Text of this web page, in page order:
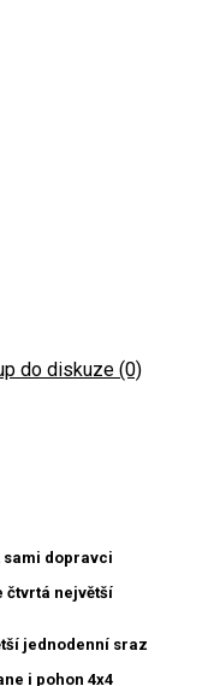
do diskuze (0)
sami dopravci
čtvrtá největší
jednodenní sraz
i pohon 4x4